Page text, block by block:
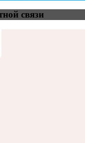
связи